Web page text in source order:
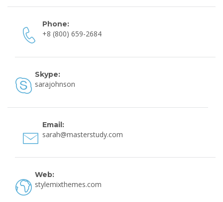
Phone:
+8 (800) 659-2684
Skype:
sarajohnson
Email:
sarah@masterstudy.com
Web:
stylemixthemes.com